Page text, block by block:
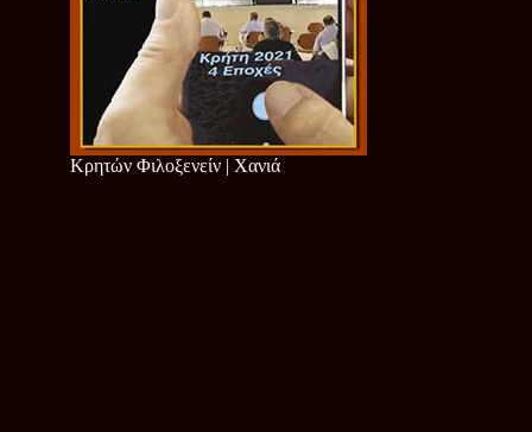
Κρητών Φιλοξενείν | Χανιά